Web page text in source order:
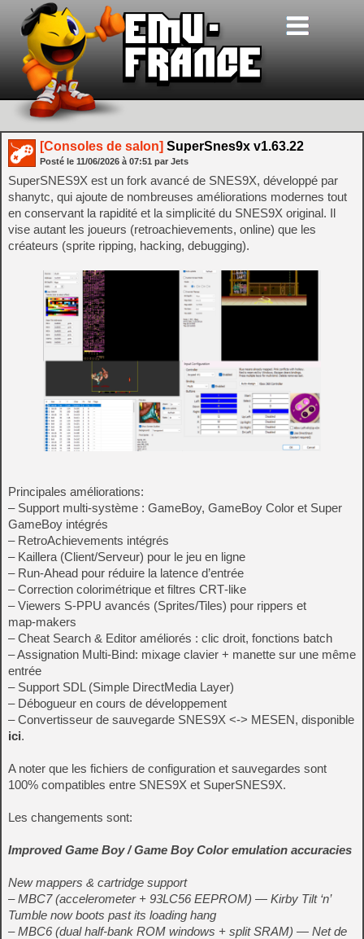
[Consoles de salon] SuperSnes9x v1.63.22
Posté le 11/06/2026 à 07:51 par Jets
SuperSNES9X est un fork avancé de SNES9X, développé par
shanytc, qui ajoute de nombreuses améliorations modernes tout
en conservant la rapidité et la simplicité du SNES9X original. Il
vise autant les joueurs (retroachievements, online) que les
créateurs (sprite ripping, hacking, debugging).
Principales améliorations:
– Support multi-système : GameBoy, GameBoy Color et Super
GameBoy intégrés
– RetroAchievements intégrés
– Kaillera (Client/Serveur) pour le jeu en ligne
– Run‑Ahead pour réduire la latence d’entrée
– Correction colorimétrique et filtres CRT‑like
– Viewers S-PPU avancés (Sprites/Tiles) pour rippers et
map‑makers
– Cheat Search & Editor améliorés : clic droit, fonctions batch
– Assignation Multi-Bind: mixage clavier + manette sur une même
entrée
– Support SDL (Simple DirectMedia Layer)
– Débogueur en cours de développement
– Convertisseur de sauvegarde SNES9X <-> MESEN, disponible
ici.
A noter que les fichiers de configuration et sauvegardes sont
100% compatibles entre SNES9X et SuperSNES9X.
Les changements sont:
Improved Game Boy / Game Boy Color emulation accuracies
New mappers & cartridge support
– MBC7 (accelerometer + 93LC56 EEPROM) — Kirby Tilt ‘n’
Tumble now boots past its loading hang
– MBC6 (dual half-bank ROM windows + split SRAM) — Net de